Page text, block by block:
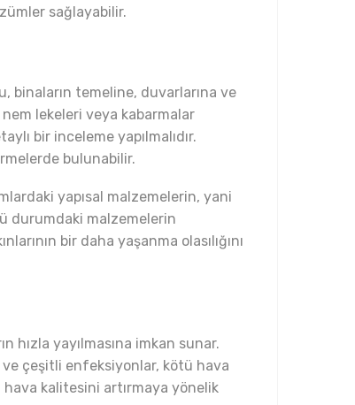
sağlayabilir.
binaların temeline, duvarlarına ve
nem lekeleri veya kabarmalar
bir inceleme yapılmalıdır.
bulunabilir.
yapısal malzemelerin, yani
durumdaki malzemelerin
bir daha yaşanma olasılığını
hızla yayılmasına imkan sunar.
ve çeşitli enfeksiyonlar, kötü hava
hava kalitesini artırmaya yönelik